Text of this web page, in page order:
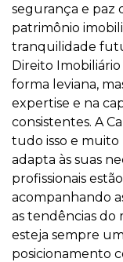
segurança e paz
patrimônio
tranquilidade
Direito
forma leviana,
expertise e na
consistentes. A
tudo isso e muito
adapta às suas
profissionais
acompanhando
as tendências do
esteja sempre
posicionamento